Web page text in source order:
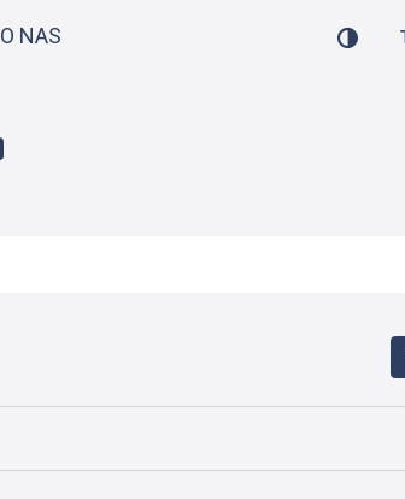
O NAS